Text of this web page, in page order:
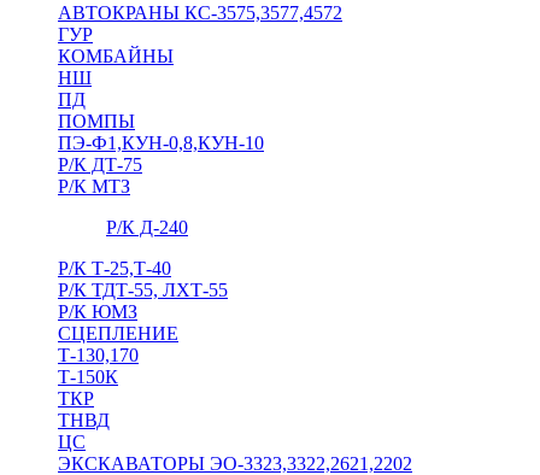
АВТОКРАНЫ КС-3575,3577,4572
ГУР
КОМБАЙНЫ
НШ
ПД
ПОМПЫ
ПЭ-Ф1,КУН-0,8,КУН-10
Р/К ДТ-75
Р/К МТЗ
Р/К Д-240
Р/К Т-25,Т-40
Р/К ТДТ-55, ЛХТ-55
Р/К ЮМЗ
СЦЕПЛЕНИЕ
Т-130,170
Т-150К
ТКР
ТНВД
ЦС
ЭКСКАВАТОРЫ ЭО-3323,3322,2621,2202